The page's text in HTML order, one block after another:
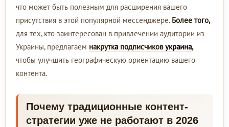
что может быть полезным для расширения вашего
присутствия в этой популярной мессенджере. Более того,
для тех, кто заинтересован в привлечении аудитории из
Украины, предлагаем накрутка подписчиковукраина,
чтобы улучшить географическую ориентацию вашего
контента.
Почему традиционные контент-
стратегии уже не работают в 2026